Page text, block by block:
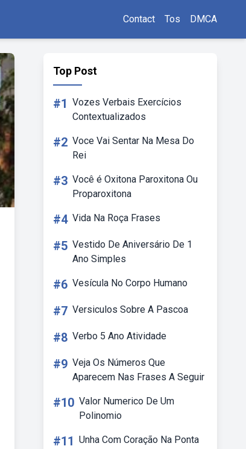
Contact Tos DMCA
Top Post
#1 Vozes Verbais Exercícios
Contextualizados
#2 Voce Vai Sentar Na Mesa Do
Rei
#3 Você é Oxitona Paroxitona Ou
Proparoxitona
#4 Vida Na Roça Frases
#5 Vestido De Aniversário De 1
Ano Simples
#6 Vesícula No Corpo Humano
#7 Versiculos Sobre A Pascoa
#8 Verbo 5 Ano Atividade
#9 Veja Os Números Que
Aparecem Nas Frases A Seguir
#10 Valor Numerico De Um
Polinomio
#11 Unha Com Coração Na Ponta